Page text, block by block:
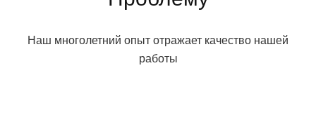
Наш многолетний опыт отражает качество нашей
работы